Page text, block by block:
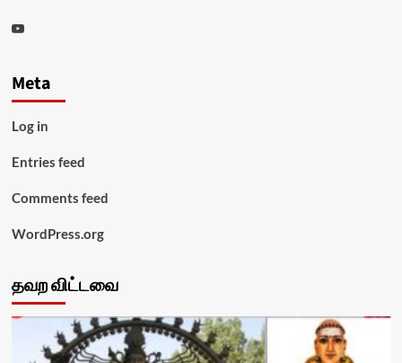
Youtube
Meta
Log in
Entries feed
Comments feed
WordPress.org
தவற விட்டவை